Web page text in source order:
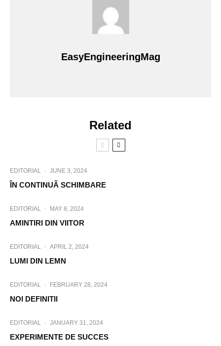
EasyEngineeringMag
Related
EDITORIAL · JUNE 3, 2024
ÎN CONTINUÃ SCHIMBARE
EDITORIAL · MAY 8, 2024
AMINTIRI DIN VIITOR
EDITORIAL · APRIL 2, 2024
LUMI DIN LEMN
EDITORIAL · FEBRUARY 28, 2024
NOI DEFINITII
EDITORIAL · JANUARY 31, 2024
EXPERIMENTE DE SUCCES